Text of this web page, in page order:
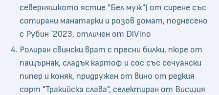
северняшкото ястие "Бел муж") от сирене със
сотирани манатарки и розов домат, поднесено
с Рубин `2023, отличен от DiVino
Ролиран свински врат с пресни билки, пюре от
пащърнак, сладък картоф и сос със сечуански
пипер и коняк, придружен от вино от редкия
сорт "Тракийска слава", селектиран от Висшия